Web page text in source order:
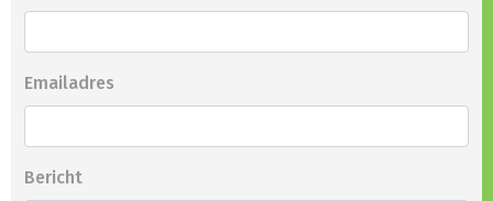
Emailadres
Bericht